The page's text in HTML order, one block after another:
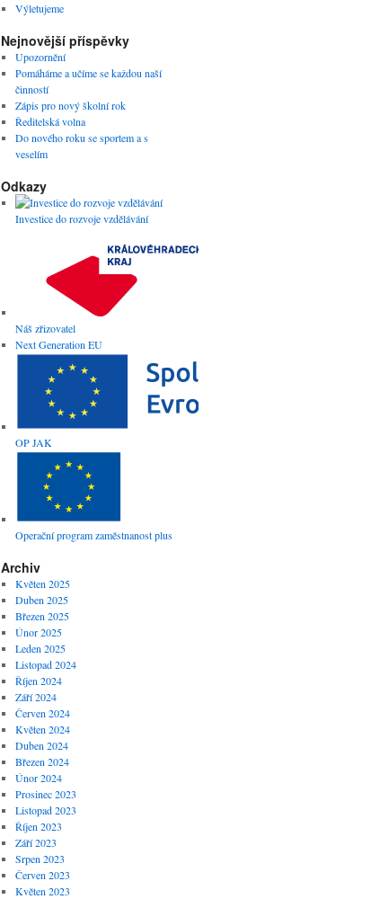
Výletujeme
Nejnovější příspěvky
Upozornění
Pomáháme a učíme se každou naší
činností
Zápis pro nový školní rok
Ředitelská volna
Do nového roku se sportem a s
veselím
Odkazy
Investice do rozvoje vzdělávání
Náš zřizovatel
Next Generation EU
OP JAK
Operační program zaměstnanost plus
Archiv
Květen 2025
Duben 2025
Březen 2025
Únor 2025
Leden 2025
Listopad 2024
Říjen 2024
Září 2024
Červen 2024
Květen 2024
Duben 2024
Březen 2024
Únor 2024
Prosinec 2023
Listopad 2023
Říjen 2023
Září 2023
Srpen 2023
Červen 2023
Květen 2023